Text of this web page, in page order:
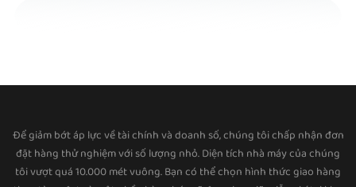
Để giảm bớt áp lực về tài chính và doanh số, chúng tôi chấp nhận đơn
đặt hàng thử nghiệm với số lượng nhỏ. Diện tích nhà máy của chúng
tôi vượt quá 10.000 mét vuông. Bạn có thể chọn hình thức giao hàng